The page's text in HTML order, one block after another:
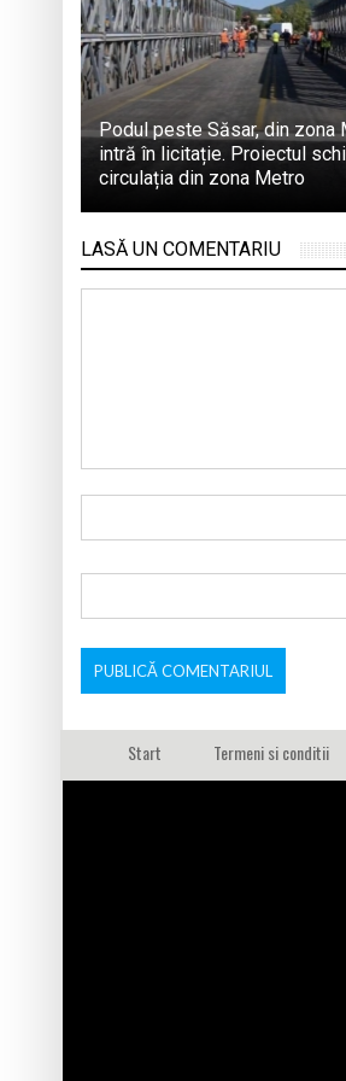
Podul peste Săsar, din zona
intră în licitație. Proiectul
circulația din zona Metro
LASĂ UN COMENTARIU
Start Termeni si conditii